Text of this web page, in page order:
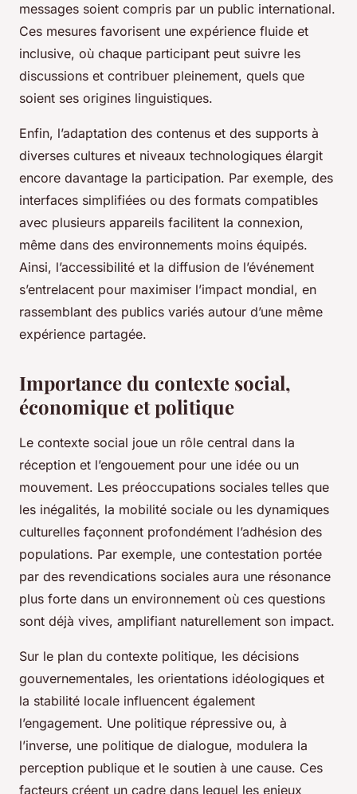
messages soient compris par un public international.
Ces mesures favorisent une expérience fluide et
inclusive, où chaque participant peut suivre les
discussions et contribuer pleinement, quels que
soient ses origines linguistiques.
Enfin, l’adaptation des contenus et des supports à
diverses cultures et niveaux technologiques élargit
encore davantage la participation. Par exemple, des
interfaces simplifiées ou des formats compatibles
avec plusieurs appareils facilitent la connexion,
même dans des environnements moins équipés.
Ainsi, l’accessibilité et la diffusion de l’événement
s’entrelacent pour maximiser l’impact mondial, en
rassemblant des publics variés autour d’une même
expérience partagée.
Importance du contexte social,
économique et politique
Le contexte social joue un rôle central dans la
réception et l’engouement pour une idée ou un
mouvement. Les préoccupations sociales telles que
les inégalités, la mobilité sociale ou les dynamiques
culturelles façonnent profondément l’adhésion des
populations. Par exemple, une contestation portée
par des revendications sociales aura une résonance
plus forte dans un environnement où ces questions
sont déjà vives, amplifiant naturellement son impact.
Sur le plan du contexte politique, les décisions
gouvernementales, les orientations idéologiques et
la stabilité locale influencent également
l’engagement. Une politique répressive ou, à
l’inverse, une politique de dialogue, modulera la
perception publique et le soutien à une cause. Ces
facteurs créent un cadre dans lequel les enjeux